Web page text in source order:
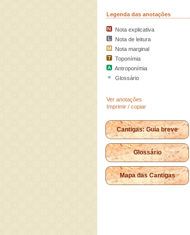
Legenda das anotações
Nota explicativa
Nota de leitura
Nota marginal
Toponímia
Antroponímia
Glossário
Ver anotações
Imprimir / copiar
Cantigas: Guia breve
Glossário
Mapa das Cantigas